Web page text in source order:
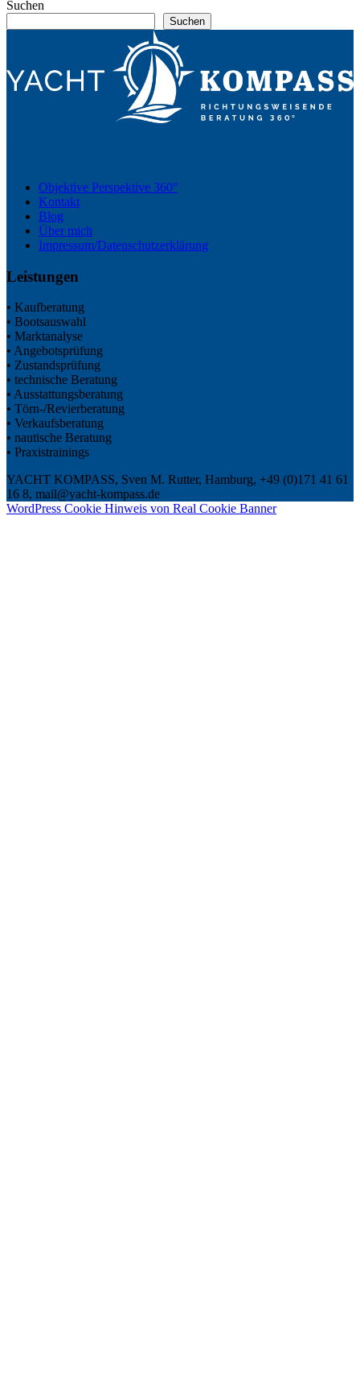
Suchen
Suchen
Objektive Perspektive 360°
Kontakt
Blog
Über mich
Impressum/Datenschutzerklärung
Leistungen
• Kaufberatung
• Bootsauswahl
• Marktanalyse
• Angebotsprüfung
• Zustandsprüfung
• technische Beratung
• Ausstattungsberatung
• Törn-/Revierberatung
• Verkaufsberatung
• nautische Beratung
• Praxistrainings
YACHT KOMPASS, Sven M. Rutter, Hamburg, +49 (0)171 41 61
16 8, mail@yacht-kompass.de
WordPress Cookie Hinweis von Real Cookie Banner